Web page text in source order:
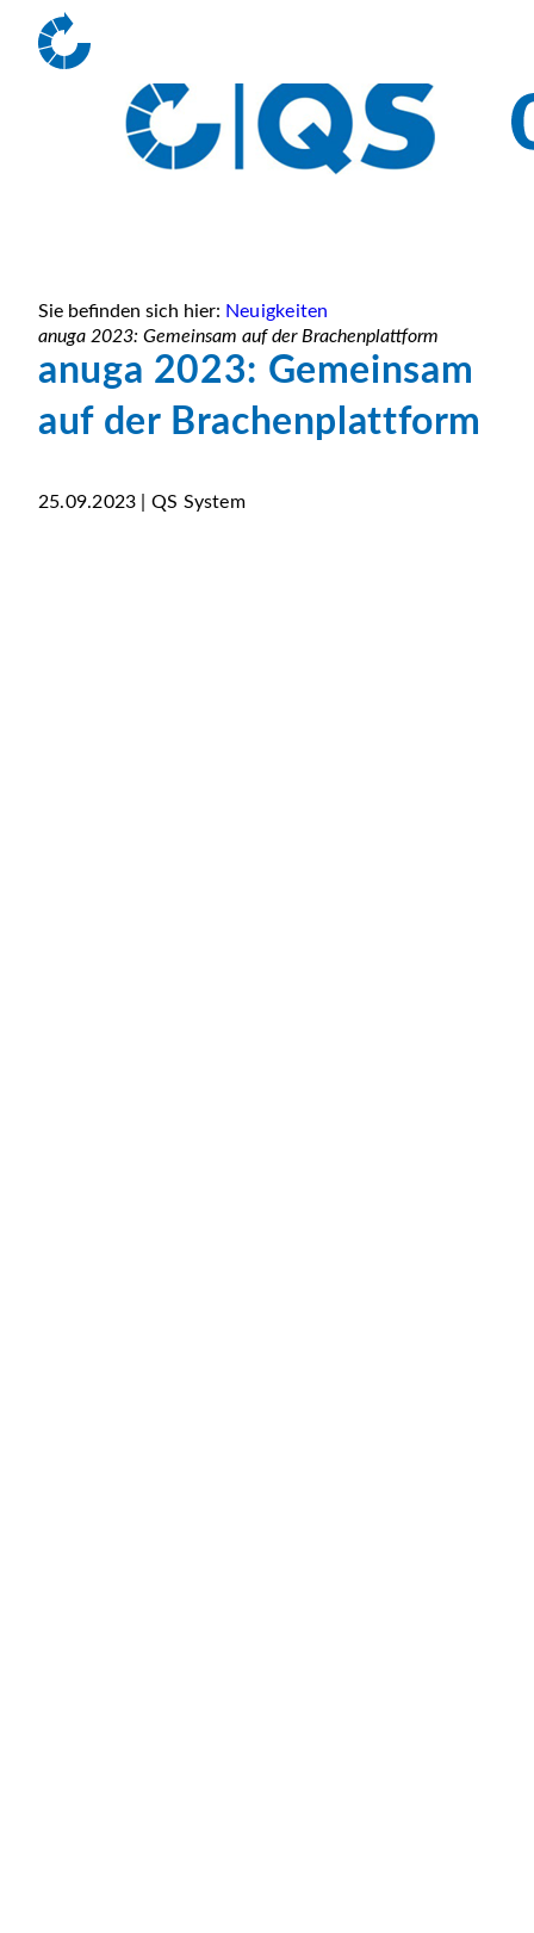
Sie befinden sich hier: Neuigkeiten
anuga 2023: Gemeinsam auf der Brachenplattform
anuga 2023: Gemeinsam
auf der Brachenplattform
25.09.2023 | QS System